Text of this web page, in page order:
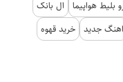
بلیط هواپیما
ال بانک
اهنگ جدید خرید قهوه